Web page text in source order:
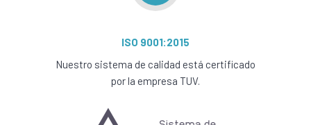
ISO 9001:2015
Nuestro sistema de calidad está certificado
por la empresa TUV.